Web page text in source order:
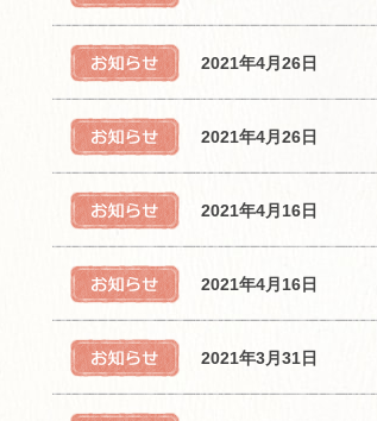
2021年4月26日
2021年4月26日
2021年4月16日
2021年4月16日
2021年3月31日